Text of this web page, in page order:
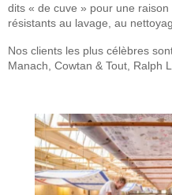
dits « de cuve » pour une
résistants au lavage, au
Nos clients les plus célèbres
Manach, Cowtan & Tout, Ralph